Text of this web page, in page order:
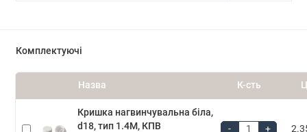
Комплектуючі
Назва К-сть
Кришка нагвинчувальна біла,
d18, тип 1.4М, КПВ
- +